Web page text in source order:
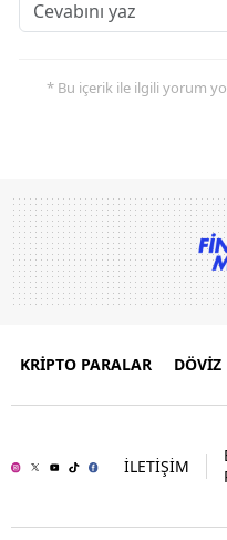
* Bu içerik ile ilgili yorum
KRİPTO PARALAR DÖVİZ
İLETİŞİM